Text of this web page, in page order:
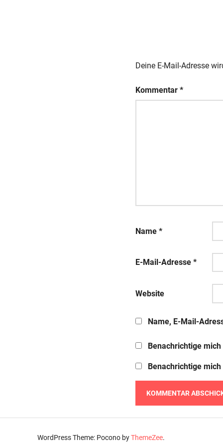
Deine E-Mail-Adresse
Kommentar *
Name *
E-Mail-Adresse *
Website
Name, E-Mail-
Benachrichtige
Benachrichtige
WordPress Theme: Pocono byThemeZee.